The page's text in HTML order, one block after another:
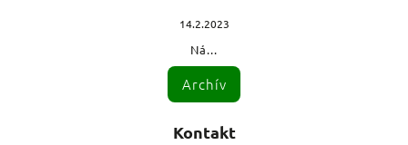
14.2.2023
Ná...
Archív
Kontakt